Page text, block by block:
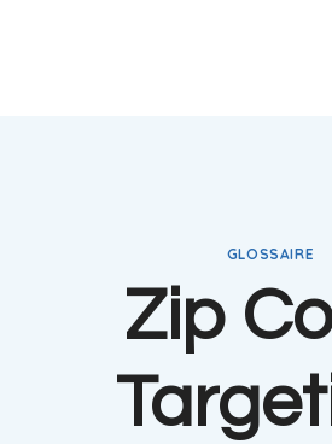
GLOSSAIRE
Zip